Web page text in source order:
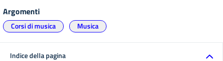
Argomenti
Corsi di musica Musica
Indice della pagina